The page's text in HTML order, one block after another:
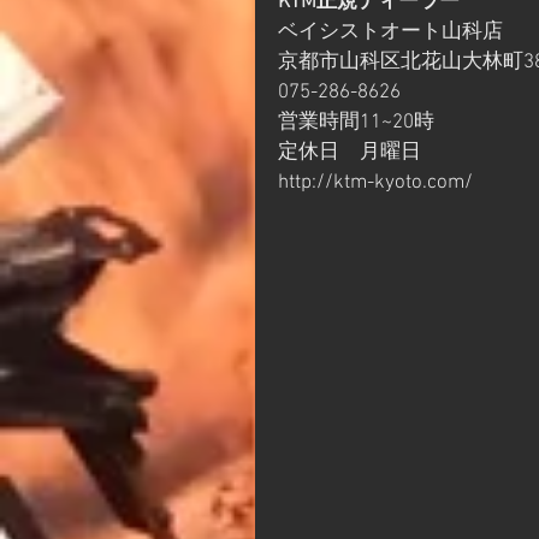
ベイシストオート山科店
京都市山科区北花山大林町
075-286-8626
営業時間11~20時
定休日　月曜日
http://ktm-kyoto.com/